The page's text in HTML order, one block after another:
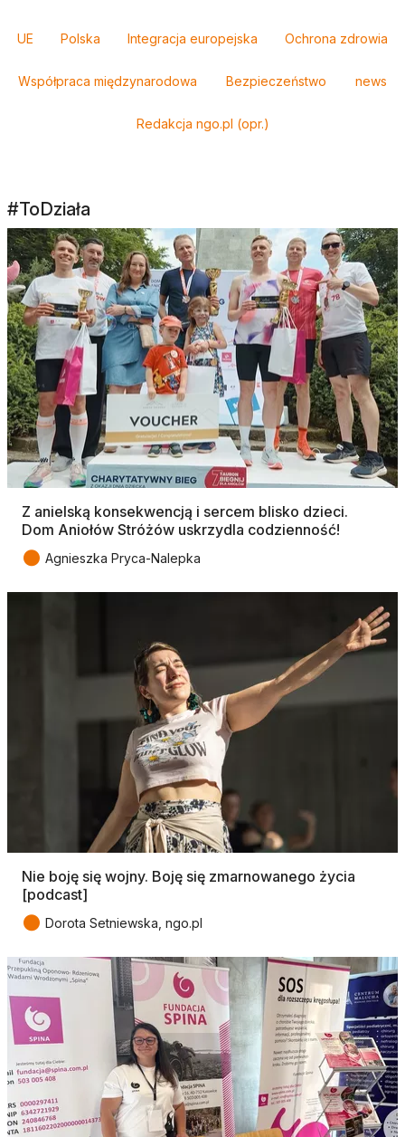
UE Polska Integracja europejska Ochrona zdrowia
Współpraca międzynarodowa Bezpieczeństwo news
Redakcja ngo.pl (opr.)
#ToDziała
Z anielską konsekwencją i sercem blisko dzieci.
Dom Aniołów Stróżów uskrzydla codzienność!
● Agnieszka Pryca-Nalepka
Nie boję się wojny. Boję się zmarnowanego życia
[podcast]
● Dorota Setniewska, ngo.pl